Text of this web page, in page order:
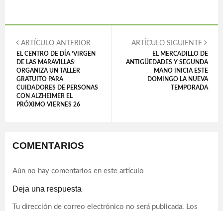
ARTÍCULO ANTERIOR
EL CENTRO DE DÍA ‘VIRGEN
DE LAS MARAVILLAS’
ORGANIZA UN TALLER
GRATUITO PARA
CUIDADORES DE PERSONAS
CON ALZHEIMER EL
PRÓXIMO VIERNES 26
ARTÍCULO SIGUIENTE
EL MERCADILLO DE
ANTIGÜEDADES Y SEGUNDA
MANO INICIA ESTE
DOMINGO LA NUEVA
TEMPORADA
COMENTARIOS
Aún no hay comentarios en este artículo
Deja una respuesta
Tu dirección de correo electrónico no será publicada. Los